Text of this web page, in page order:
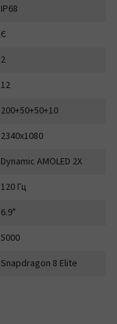
IP68
Є
2
12
200+50+50+10
2340x1080
Dynamic AMOLED 2X
120 Гц
6.9"
5000
Snapdragon 8 Elite